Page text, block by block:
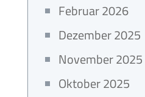
Februar 2026
Dezember 2025
November 2025
Oktober 2025